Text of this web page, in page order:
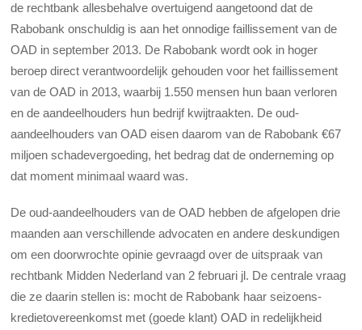
de rechtbank allesbehalve overtuigend aangetoond dat de
Rabobank onschuldig is aan het onnodige faillissement van de
OAD in september 2013. De Rabobank wordt ook in hoger
beroep direct verantwoordelijk gehouden voor het faillissement
van de OAD in 2013, waarbij 1.550 mensen hun baan verloren
en de aandeelhouders hun bedrijf kwijtraakten. De oud-
aandeelhouders van OAD eisen daarom van de Rabobank €67
miljoen schadevergoeding, het bedrag dat de onderneming op
dat moment minimaal waard was.
De oud-aandeelhouders van de OAD hebben de afgelopen drie
maanden aan verschillende advocaten en andere deskundigen
om een doorwrochte opinie gevraagd over de uitspraak van
rechtbank Midden Nederland van 2 februari jl. De centrale vraag
die ze daarin stellen is: mocht de Rabobank haar seizoens-
kredietovereenkomst met (goede klant) OAD in redelijkheid